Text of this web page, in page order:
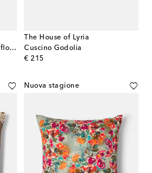
Cuscino Lucilla con stampa floreale
The House of Lyria
Cuscino Godolia
€ 215
original price
Nuova stagione